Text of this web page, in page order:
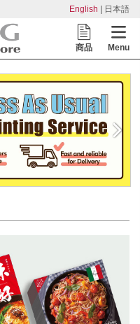
English | 日本語
商品 Menu